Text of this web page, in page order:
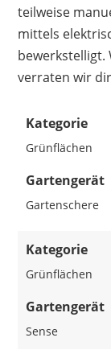
teilweise
mittels
bewerkstelligt.
verraten wir
Kategorie
Grünflächen
Gartengerät
Gartenschere
Kategorie
Grünflächen
Gartengerät
Sense